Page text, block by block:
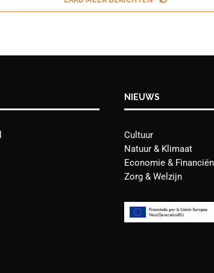
NIEUWS
Cultuur
Natuur & Klimaat
Economie & Financiën
Zorg & Welzijn